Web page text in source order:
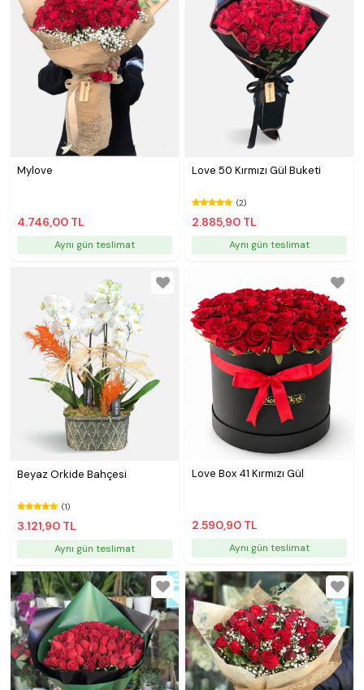
Mylove
4.746,00 TL
Aynı gün teslimat
Love 50 Kırmızı Gül Buketi
(2)
2.885,90 TL
Aynı gün teslimat
Beyaz Orkide Bahçesi
(1)
3.121,90 TL
Aynı gün teslimat
Love Box 41 Kırmızı Gül
2.590,90 TL
Aynı gün teslimat